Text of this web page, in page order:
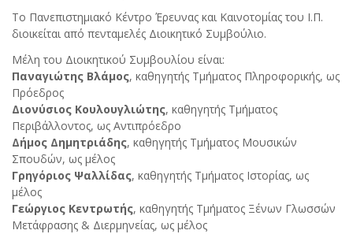
Το Πανεπιστημιακό Κέντρο Έρευνας και Καινοτομίας του Ι.Π.
διοικείται από πενταμελές Διοικητικό Συμβούλιο.
Μέλη του Διοικητικού Συμβουλίου είναι:
Παναγιώτης Βλάμος, καθηγητής Τμήματος Πληροφορικής, ως
Πρόεδρος
Διονύσιος Κουλουγλιώτης, καθηγητής Τμήματος
Περιβάλλοντος, ως Αντιπρόεδρο
Δήμος Δημητριάδης, καθηγητής Τμήματος Μουσικών
Σπουδών, ως μέλος
Γρηγόριος Ψαλλίδας, καθηγητής Τμήματος Ιστορίας, ως
μέλος
Γεώργιος Κεντρωτής, καθηγητής Τμήματος Ξένων Γλωσσών
Μετάφρασης & Διερμηνείας, ως μέλος